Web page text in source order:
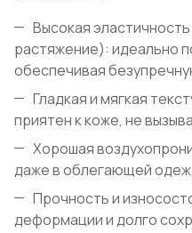
Высокая
растяжение): идеально
обеспечивая
Гладкая и мягкая
приятен к коже, не
Хорошая
даже в облегающей
Прочность и
деформации и долго